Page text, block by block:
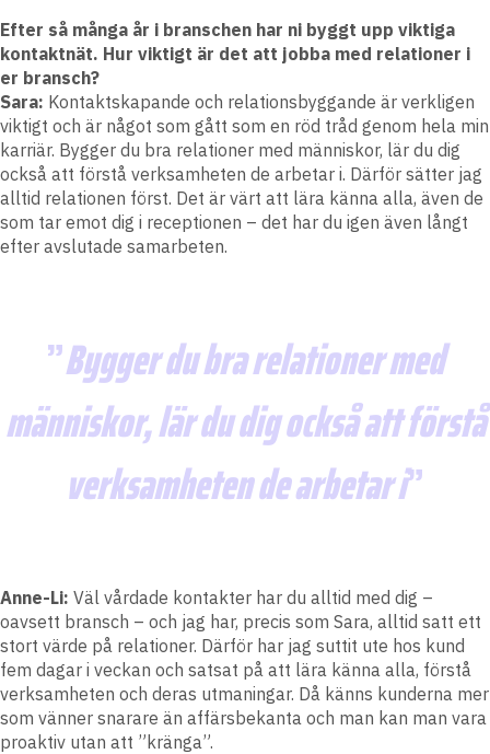
Efter så många år i branschen har ni byggt upp viktiga
kontaktnät. Hur viktigt är det att jobba med relationer i
er bransch?
Sara: Kontaktskapande och relationsbyggande är verkligen
viktigt och är något som gått som en röd tråd genom hela min
karriär. Bygger du bra relationer med människor, lär du dig
också att förstå verksamheten de arbetar i. Därför sätter jag
alltid relationen först. Det är värt att lära känna alla, även de
som tar emot dig i receptionen – det har du igen även långt
efter avslutade samarbeten.
Bygger du bra relationer med
människor, lär du dig också att förstå
verksamheten de arbetar i
Anne-Li: Väl vårdade kontakter har du alltid med dig –
oavsett bransch – och jag har, precis som Sara, alltid satt ett
stort värde på relationer. Därför har jag suttit ute hos kund
fem dagar i veckan och satsat på att lära känna alla, förstå
verksamheten och deras utmaningar. Då känns kunderna mer
som vänner snarare än affärsbekanta och man kan man vara
proaktiv utan att ”kränga”.